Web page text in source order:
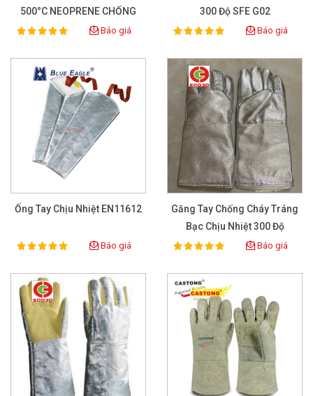
500°C NEOPRENE CHỐNG
NÓNG
Rating:
100% Báo giá
300 Độ SFE G02
Rating:
100% Báo giá
Ống Tay Chịu Nhiệt EN11612
Rating:
100% Báo giá
Găng Tay Chống Cháy Tráng
Bạc Chịu Nhiệt 300 Độ
Rating:
100% Báo giá